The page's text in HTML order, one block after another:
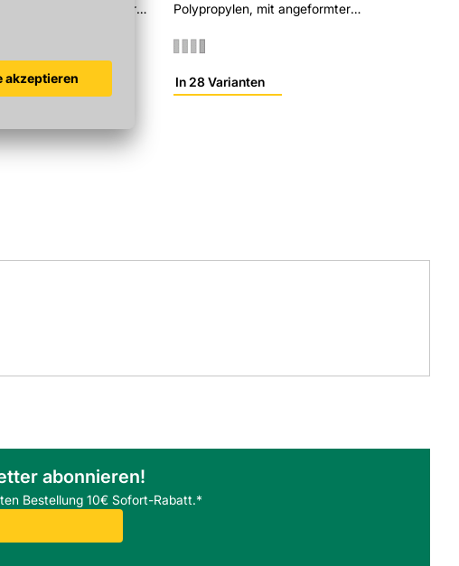
mit angeformter
Polypropylen, mit angeformter
In 28 Varianten
abonnieren!
Bestellung 10€ Sofort-Rabatt.*